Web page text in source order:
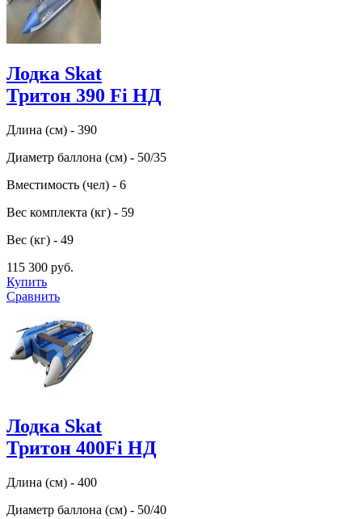
Лодка Skat
Тритон 390 Fi НД
Длина (см) - 390
Диаметр баллона (см) - 50/35
Вместимость (чел) - 6
Вес комплекта (кг) - 59
Вес (кг) - 49
115 300 руб.
Купить
Сравнить
Лодка Skat
Тритон 400Fi НД
Длина (см) - 400
Диаметр баллона (см) - 50/40